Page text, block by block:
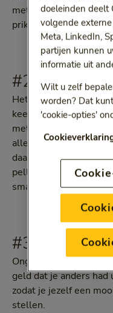
met roken. Op die
prikkels die je
#2
Het brein van elke
keer per dag een
met je handen, iets in
alleen een kwestie
daarom iets waarmee
pellen van pinda’s,
smartphone, het
#3
Ongemerkt kost
geld dat je anders had
zodat je jezelf een
stellen.
doeleinden deelt
volgende
Meta, LinkedIn,
partijen kunnen
informatie uit
Wilt u zelf
worden? Dat
'cookie-opties'